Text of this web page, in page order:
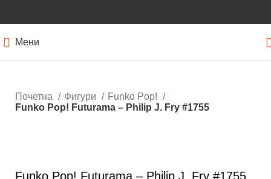
Мени
Почетна Фигури
Funko Pop!
Funko Pop! Futurama – Philip J. Fry #1755
Funko Pop! Futurama – Philip J. Fry #1755